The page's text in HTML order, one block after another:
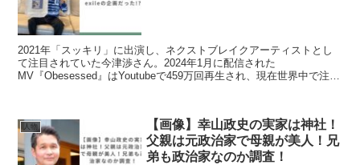
2021年「スッキリ」に出演し、ネクストブレイクアーティストとし
て注目されていた今津渉さん。2024年1月に配信された
MV『Obesessed』はYoutubeで459万回再生され、現在世界中で注目
人物
【画像】幸山政史の実家は神社！
父親は元政治家で母親が美人！兄
弟も政治家なのか調査！